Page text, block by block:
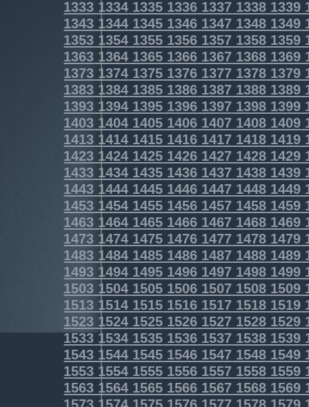
1333 1334 1335 1336 1337 1338 1339
1343 1344 1345 1346 1347 1348 1349
1353 1354 1355 1356 1357 1358 1359
1363 1364 1365 1366 1367 1368 1369
1373 1374 1375 1376 1377 1378 1379
1383 1384 1385 1386 1387 1388 1389
1393 1394 1395 1396 1397 1398 1399
1403 1404 1405 1406 1407 1408 1409
1413 1414 1415 1416 1417 1418 1419
1423 1424 1425 1426 1427 1428 1429
1433 1434 1435 1436 1437 1438 1439
1443 1444 1445 1446 1447 1448 1449
1453 1454 1455 1456 1457 1458 1459
1463 1464 1465 1466 1467 1468 1469
1473 1474 1475 1476 1477 1478 1479
1483 1484 1485 1486 1487 1488 1489
1493 1494 1495 1496 1497 1498 1499
1503 1504 1505 1506 1507 1508 1509
1513 1514 1515 1516 1517 1518 1519
1523 1524 1525 1526 1527 1528 1529
1533 1534 1535 1536 1537 1538 1539
1543 1544 1545 1546 1547 1548 1549
1553 1554 1555 1556 1557 1558 1559
1563 1564 1565 1566 1567 1568 1569